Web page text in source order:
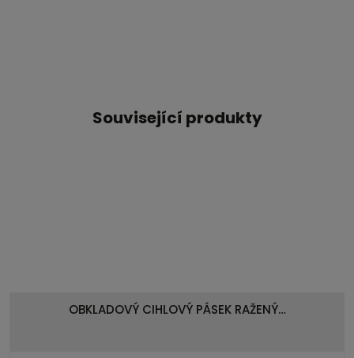
Související produkty
OBKLADOVÝ CIHLOVÝ PÁSEK RAŽENÝ…